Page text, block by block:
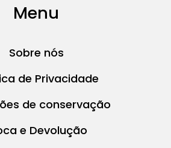
Menu
Sobre nós
de Privacidade
de conservação
e Devolução